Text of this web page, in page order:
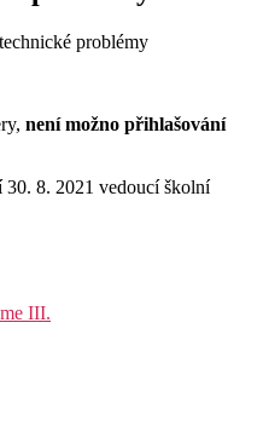
problémy
není možno přihlašování
8. 2021 vedoucí školní
III.